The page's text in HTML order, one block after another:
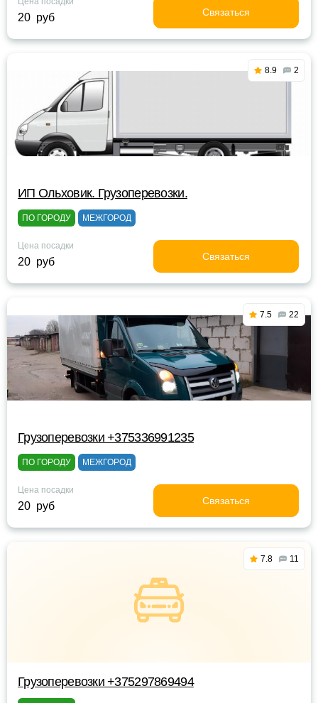
20 руб Связаться
8.9 2
ИП Ольховик. Грузоперевозки.
ПО ГОРОДУ МЕЖГОРОД
Цена посадки
20 руб Связаться
7.5 22
Грузоперевозки +375336991235
ПО ГОРОДУ МЕЖГОРОД
Цена посадки
20 руб Связаться
7.8 11
Грузоперевозки +375297869494